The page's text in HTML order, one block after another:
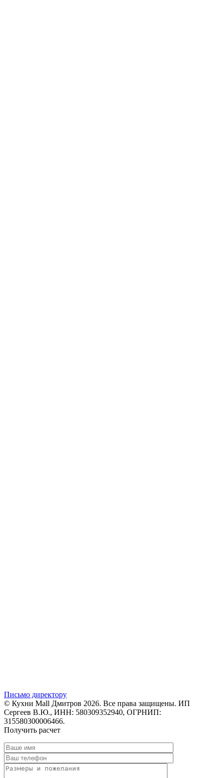
Письмо директору
© Кухни Mall Дмитров 2026. Все права защищены. ИП
Сергеев В.Ю., ИНН: 580309352940, ОГРНИП:
315580300006466.
Получить расчет